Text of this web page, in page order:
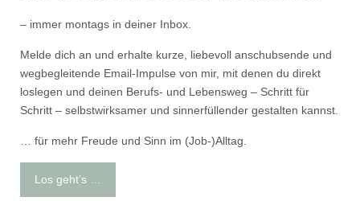
– immer montags in deiner Inbox.
Melde dich an und erhalte kurze, liebevoll anschubsende und
wegbegleitende Email-Impulse von mir, mit denen du direkt
loslegen und deinen Berufs- und Lebensweg – Schritt für
Schritt – selbstwirksamer und sinnerfüllender gestalten kannst.
… für mehr Freude und Sinn im (Job-)Alltag.
Los geht’s …